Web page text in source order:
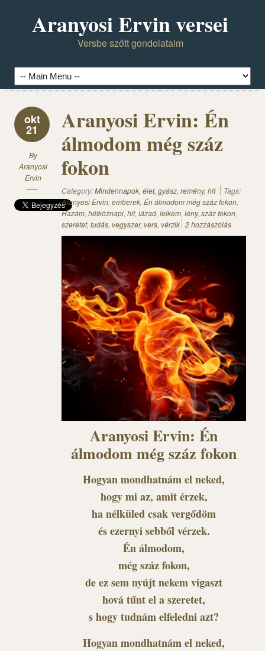
Aranyosi Ervin versei
Versbe szőtt gondolataim
okt
21
By
Aranyosi
Ervin
Aranyosi Ervin: Én
álmodom még száz
fokon
Category:Mindennapok, élet, gyász, remény, hit
Tags:
Aranyosi Ervin, emberek, Én álmodom még száz fokon,
Hazám, hétköznapi, hit, lázad, lelkem, lény, száz fokon,
szeretet, tudás, vegyszer, vers, vérzik 2 hozzászólás
Aranyosi Ervin: Én
álmodom még száz fokon
Hogyan mondhatnám el neked,
hogy mi az, amit érzek,
ha nélküled csak vergődöm
és ezernyi sebből vérzek.
Én álmodom,
még száz fokon,
de ez sem nyújt nekem vigaszt
hová tűnt el a szeretet,
s hogy tudnám elfeledni azt?
Hogyan mondhatnám el neked,